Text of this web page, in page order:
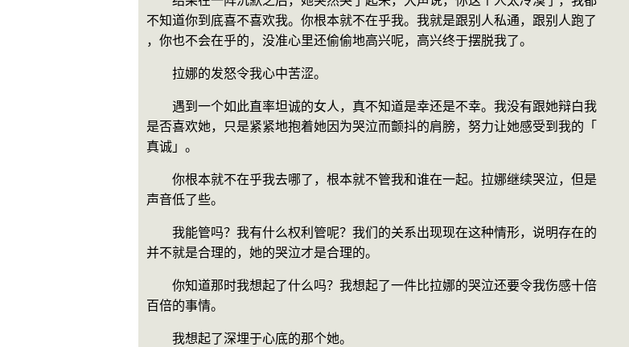
不知道你到底喜不喜欢我。你根本就不在乎我。我就是跟别人私通，跟别人跑了
，你也不会在乎的，没准心里还偷偷地高兴呢，高兴终于摆脱我了。
拉娜的发怒令我心中苦涩。
遇到一个如此直率坦诚的女人，真不知道是幸还是不幸。我没有跟她辩白我
是否喜欢她，只是紧紧地抱着她因为哭泣而颤抖的肩膀，努力让她感受到我的「
真诚」。
你根本就不在乎我去哪了，根本就不管我和谁在一起。拉娜继续哭泣，但是
声音低了些。
我能管吗？我有什么权利管呢？我们的关系出现现在这种情形，说明存在的
并不就是合理的，她的哭泣才是合理的。
你知道那时我想起了什么吗？我想起了一件比拉娜的哭泣还要令我伤感十倍
百倍的事情。
我想起了深埋于心底的那个她。